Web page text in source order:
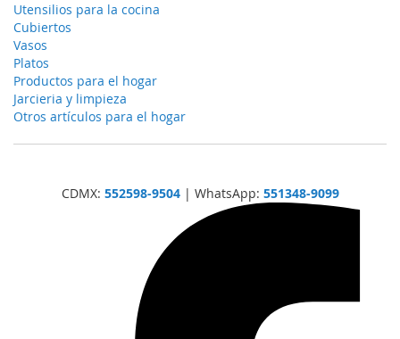
Utensilios para la cocina
Cubiertos
Vasos
Platos
Productos para el hogar
Jarcieria y limpieza
Otros artículos para el hogar
CDMX: 552598-9504| WhatsApp: 551348-9099